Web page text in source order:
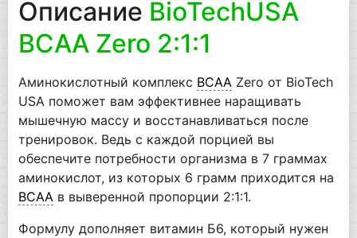
Описание BioTechUSA
BCAA Zero 2:1:1
Аминокислотный комплекс BCAA Zero от BioTech
USA поможет вам эффективнее наращивать
мышечную массу и восстанавливаться после
тренировок. Ведь с каждой порцией вы
обеспечите потребности организма в 7 граммах
аминокислот, из которых 6 грамм приходится на
BCAA в выверенной пропорции 2:1:1.
Формулу дополняет витамин Б6, который нужен